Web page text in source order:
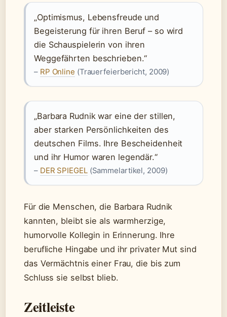
„Optimismus, Lebensfreude und
Begeisterung für ihren Beruf – so wird
die Schauspielerin von ihren
Weggefährten beschrieben.“
– RP Online (Trauerfeierbericht, 2009)
„Barbara Rudnik war eine der stillen,
aber starken Persönlichkeiten des
deutschen Films. Ihre Bescheidenheit
und ihr Humor waren legendär.“
– DER SPIEGEL(Sammelartikel, 2009)
Für die Menschen, die Barbara Rudnik
kannten, bleibt sie als warmherzige,
humorvolle Kollegin in Erinnerung. Ihre
berufliche Hingabe und ihr privater Mut sind
das Vermächtnis einer Frau, die bis zum
Schluss sie selbst blieb.
Zeitleiste